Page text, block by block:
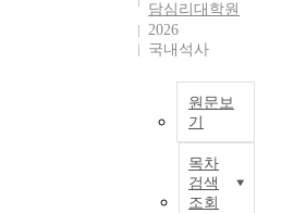
담심리대학원
2026
국내석사
원문보
기
목차
검색
조회